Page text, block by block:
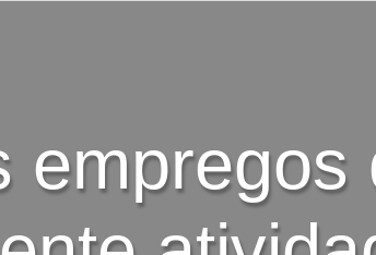
empregos